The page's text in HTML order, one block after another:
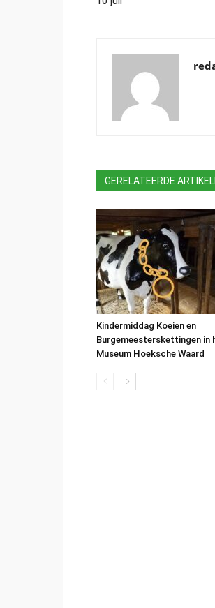
GERELATEERDE
Kindermiddag Koeien en
Burgemeesterskettingen in
Museum Hoeksche Waard